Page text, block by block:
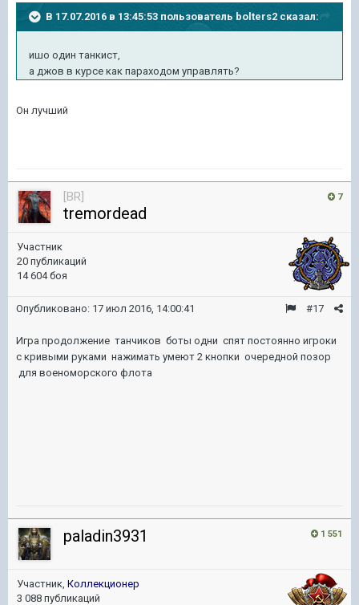
В 17.07.2016 в 13:45:53 пользователь bolters2 сказал:
ишо один танкист,
а джов в курсе как параходом управлять?
Он лучший
7
[BR]
tremordead
Участник
20 публикаций
14 604 боя
#17
Опубликовано: 17 июл 2016, 14:00:41
Игра продолжение танчиков боты одни спят постоянно игроки
с кривыми руками нажимать умеют 2 кнопки очередной позор
для военоморского флота
1 551
paladin3931
Участник, Коллекционер
3 088 публикаций